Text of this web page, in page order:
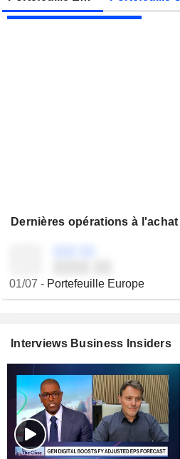
JBS N.V.
Dernières opérations à l'achat
01/07 - Portefeuille Europe
Interviews Business Insiders